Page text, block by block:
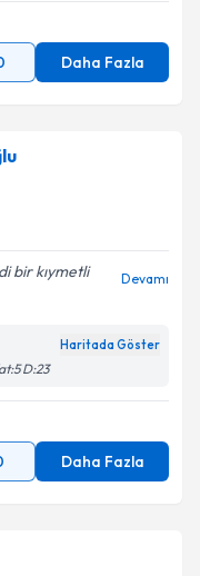
Daha Fazla
bir kıymetli
Devamı
Haritada Göster
D:23
Daha Fazla